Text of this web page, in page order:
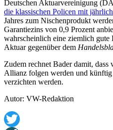
Deutschen Aktuarvereinigung
die klassischen Policen mit
Jahres zum Nischenprodukt
Garantiezins von 0,9 Prozent
wahrscheinlich eine ziemlich gute
Aktuar gegenüber dem
Zudem rechnet Bader damit,
Allianz folgen werden und
verzichten werden.
Autor: VW-Redaktion